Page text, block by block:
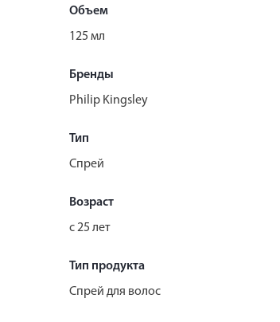
Объем
125 мл
Бренды
Philip Kingsley
Тип
Спрей
Возраст
с 25 лет
Тип продукта
Спрей для волос